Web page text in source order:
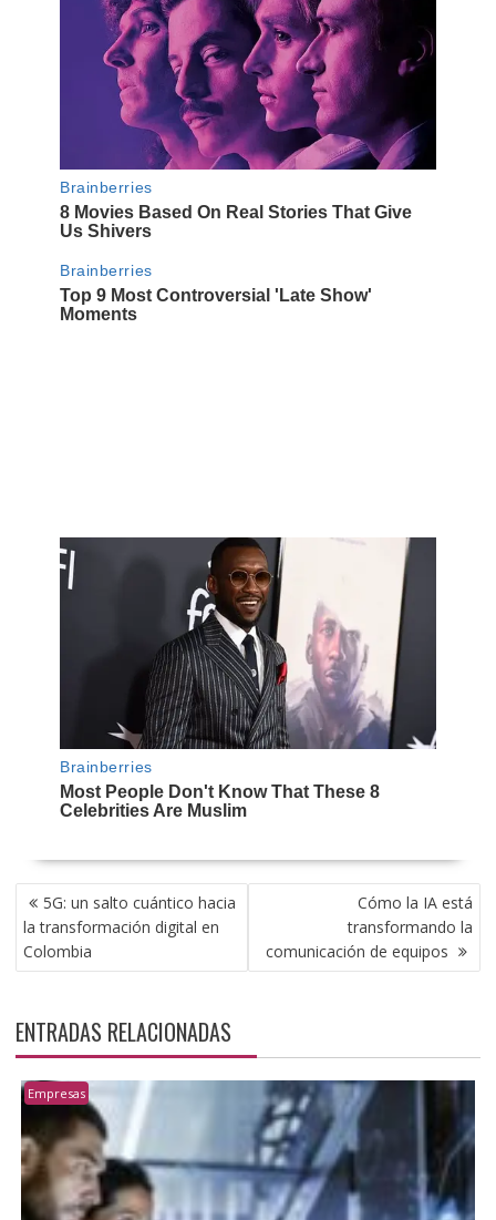
NAVEGACIÓN
DE
ENTRADAS
5G: un salto cuántico hacia
la transformación digital en
Colombia
Cómo la IA está
transformando la
comunicación de equipos
ENTRADAS RELACIONADAS
Empresas